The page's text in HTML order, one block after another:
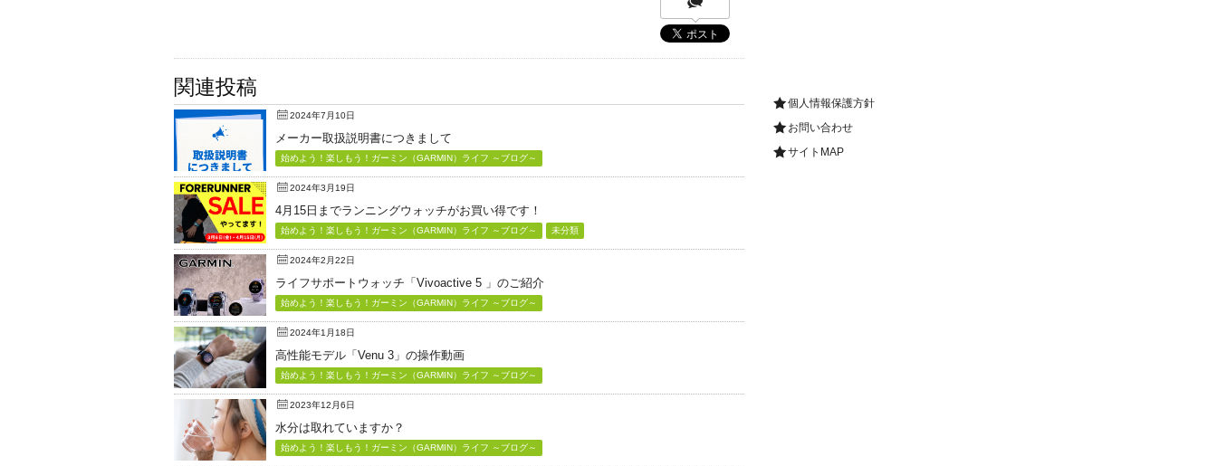
関連投稿
2024年7月10日
メーカー取扱説明書につきまして
始めよう！楽しもう！ガーミン（GARMIN）ライフ ～ブログ～
2024年3月19日
4月15日までランニングウォッチがお買い得です！
始めよう！楽しもう！ガーミン（GARMIN）ライフ ～ブログ～ 未分類
2024年2月22日
ライフサポートウォッチ「Vivoactive 5 」のご紹介
始めよう！楽しもう！ガーミン（GARMIN）ライフ ～ブログ～
2024年1月18日
高性能モデル「Venu 3」の操作動画
始めよう！楽しもう！ガーミン（GARMIN）ライフ ～ブログ～
2023年12月6日
水分は取れていますか？
始めよう！楽しもう！ガーミン（GARMIN）ライフ ～ブログ～
個人情報保護方針
お問い合わせ
サイトMAP